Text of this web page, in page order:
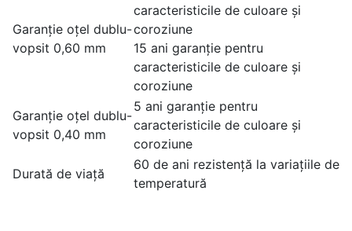
Garanție oțel dublu-
vopsit 0,60 mm
caracteristicile de culoare și
coroziune
15 ani garanție pentru
caracteristicile de culoare și
coroziune
Garanție oțel dublu-
vopsit 0,40 mm
5 ani garanție pentru
caracteristicile de culoare și
coroziune
Durată de viață
60 de ani rezistență la variațiile de
temperatură